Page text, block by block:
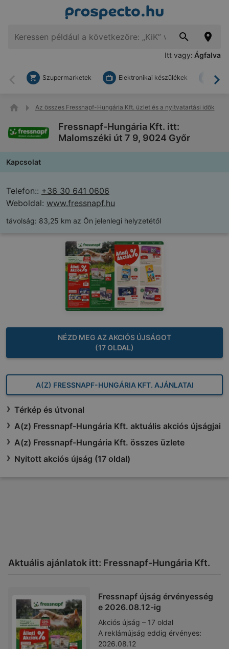
Itt vagy: Ágfalva
Vissza
Szupermarketek Elektronikai készülékek
Az összes Fressnapf-Hungária Kft. üzlet és a nyitvatartási idők
Fressnapf-Hungária Kft. itt:
Malomszéki út 7 9, 9024 Győr
Kapcsolat
Telefon:: +36 30 641 0606
Weboldal: www.fressnapf.hu
távolság: 83,25 km az Ön jelenlegi helyzetétől
NÉZD MEG AZ AKCIÓS ÚJSÁGOT
(17 OLDAL)
A(Z) FRESSNAPF-HUNGÁRIA KFT. AJÁNLATAI
Térkép és útvonal
A(z) Fressnapf-Hungária Kft. aktuális akciós újságjai
A(z) Fressnapf-Hungária Kft. összes üzlete
Nyitott akciós újság (17 oldal)
Aktuális ajánlatok itt: Fressnapf-Hungária Kft.
Fressnapf újság érvényesség
e 2026.08.12-ig
Akciós újság – 17 oldal
A reklámújság eddig érvényes:
2026.08.12